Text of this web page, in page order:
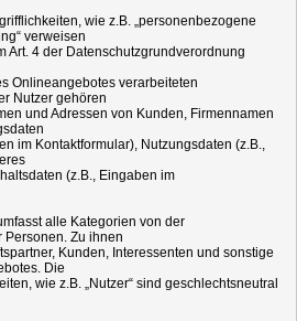
wie z.B. „personenbezogene
verweisen
4 der Datenschutzgrundverordnung
verarbeiteten
Nutzer gehören
und Adressen von Kunden, Firmennamen
Kontaktformular), Nutzungsdaten (z.B.,
(z.B., Eingaben im
alle Kategorien von der
Personen. Zu ihnen
Kunden, Interessenten und sonstige
Die
wie z.B. „Nutzer“ sind geschlechtsneutral